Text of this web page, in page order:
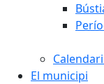
El municipi